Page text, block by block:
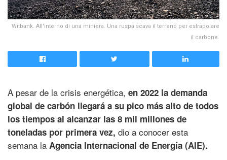
Witbank. All'interno di una miniera. Una ruspa scava il terreno per estrapolare
il carbone.
A pesar de la crisis energética, en 2022 la demanda
global de carbón llegará a su pico más alto de todos
los tiempos al alcanzar las 8 mil millones de
toneladas por primera vez, dio a conocer esta
semana la Agencia Internacional de Energía (AIE).